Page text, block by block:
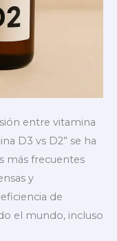
entre vitamina
D3 vs D2” se ha
más frecuentes
y
de
el mundo, incluso